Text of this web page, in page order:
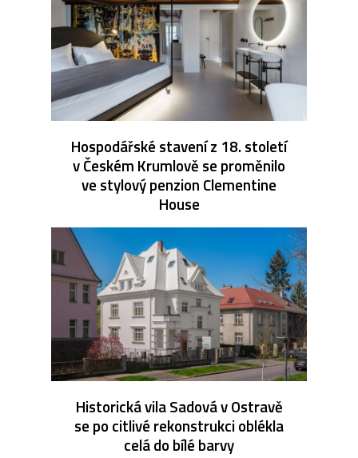
Hospodářské stavení z 18. století
v Českém Krumlově se proměnilo
ve stylový penzion Clementine
House
Historická vila Sadová v Ostravě
se po citlivé rekonstrukci oblékla
celá do bílé barvy